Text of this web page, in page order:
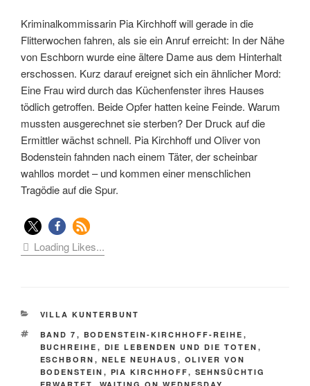
Kriminalkommissarin Pia Kirchhoff will gerade in die
Flitterwochen fahren, als sie ein Anruf erreicht: In der Nähe
von Eschborn wurde eine ältere Dame aus dem Hinterhalt
erschossen. Kurz darauf ereignet sich ein ähnlicher Mord:
Eine Frau wird durch das Küchenfenster ihres Hauses
tödlich getroffen. Beide Opfer hatten keine Feinde. Warum
mussten ausgerechnet sie sterben? Der Druck auf die
Ermittler wächst schnell. Pia Kirchhoff und Oliver von
Bodenstein fahnden nach einem Täter, der scheinbar
wahllos mordet – und kommen einer menschlichen
Tragödie auf die Spur.
Loading Likes...
KATEGORIEN
VILLA KUNTERBUNT
SCHLAGWÖRTER
BAND 7 , BODENSTEIN-KIRCHHOFF-REIHE ,
BUCHREIHE , DIE LEBENDEN UND DIE TOTEN ,
ESCHBORN , NELE NEUHAUS , OLIVER VON
BODENSTEIN , PIA KIRCHHOFF, SEHNSÜCHTIG